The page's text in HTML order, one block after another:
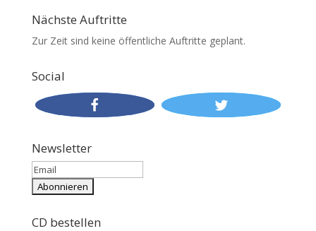
Nächste Auftritte
Zur Zeit sind keine öffentliche Auftritte geplant.
Social
Newsletter
CD bestellen